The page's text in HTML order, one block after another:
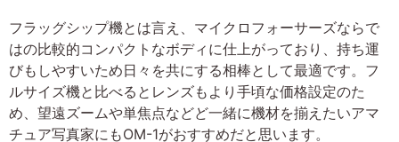
フラッグシップ機とは言え、マイクロフォーサーズならで
はの比較的コンパクトなボディに仕上がっており、持ち運
びもしやすいため日々を共にする相棒として最適です。フ
ルサイズ機と比べるとレンズもより手頃な価格設定のた
め、望遠ズームや単焦点などど一緒に機材を揃えたいアマ
チュア写真家にもOM-1がおすすめだと思います。